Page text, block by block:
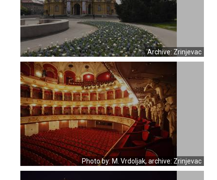
Archive: Zrinjevac
Photo by: M. Vrdoljak, archive: Zrinjevac